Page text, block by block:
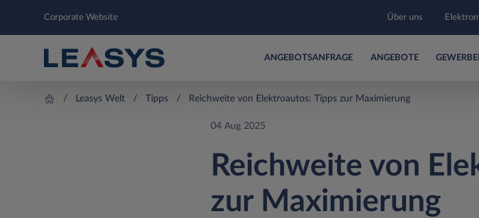
Corporate Website Über uns
ANGEBOTSANFRAGE ANGEBOTE
Leasys Welt Tipps Reichweite von Elektroautos: Tipps zur Maximierung
04 Aug 2025
Reichweite von
zur Maximierung